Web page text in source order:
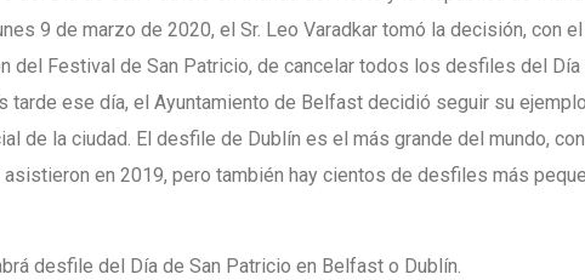
9 de marzo de 2020, el Sr. Leo Varadkar tomó la decisión, con
del Festival de San Patricio, de cancelar todos los desfiles del Día
tarde ese día, el Ayuntamiento de Belfast decidió seguir su
de la ciudad. El desfile de Dublín es el más grande del mundo,
en 2019, pero también hay cientos de desfiles más
desfile del Día de San Patricio en Belfast o Dublín.